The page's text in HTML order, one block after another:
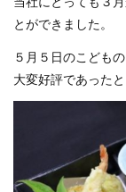
とができました。
５月５日のこども
大変好評であった